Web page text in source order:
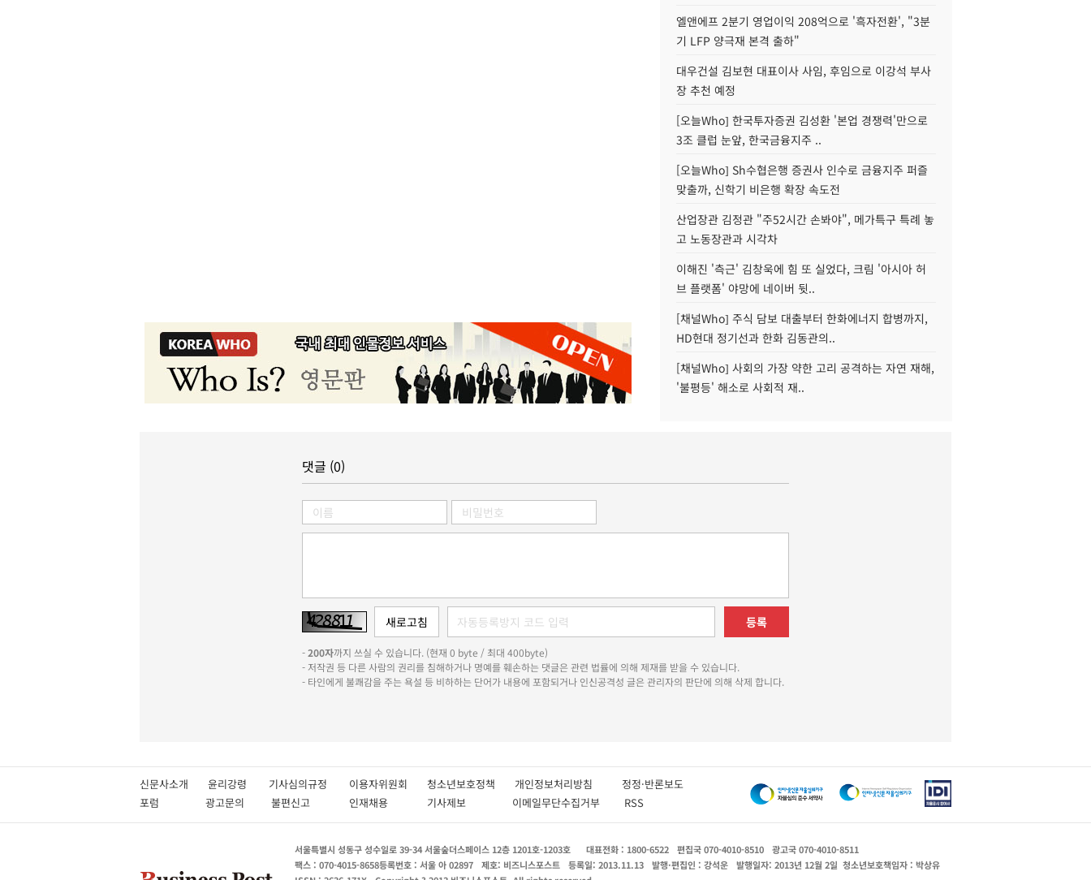
엘앤에프 2분기 영업이익 208억으로 '흑자전환', "3분
기 LFP 양극재 본격 출하"
대우건설 김보현 대표이사 사임, 후임으로 이강석 부사
장 추천 예정
[오늘Who] 한국투자증권 김성환 '본업 경쟁력'만으로
3조 클럽 눈앞, 한국금융지주 ..
[오늘Who] Sh수협은행 증권사 인수로 금융지주 퍼즐
맞출까, 신학기 비은행 확장 속도전
산업장관 김정관 "주52시간 손봐야", 메가특구 특례 놓
고 노동장관과 시각차
이해진 '측근' 김창욱에 힘 또 실었다, 크림 '아시아 허
브 플랫폼' 야망에 네이버 뒷..
[채널Who] 주식 담보 대출부터 한화에너지 합병까지,
HD현대 정기선과 한화 김동관의..
[채널Who] 사회의 가장 약한 고리 공격하는 자연 재해,
'불평등' 해소로 사회적 재..
댓글 (0)
등록
-200자까지 쓰실 수 있습니다. (현재 0 byte / 최대 400byte)
- 저작권 등 다른 사람의 권리를 침해하거나 명예를 훼손하는 댓글은 관련 법률에 의해 제재를 받을 수 있습니다.
- 타인에게 불쾌감을 주는 욕설 등 비하하는 단어가 내용에 포함되거나 인신공격성 글은 관리자의 판단에 의해 삭제 합니다.
신문사소개 윤리강령 기사심의규정 이용자위원회 청소년보호정책 개인정보처리방침 정정·반론보도
포럼
광고문의 불편신고 인재채용 기사제보 이메일무단수집거부 RSS
서울특별시 성동구 성수일로 39-34 서울숲더스페이스 12층 1201호-1203호 대표전화 : 1800-6522 편집국 070-4010-8510
광고국 070-4010-8511
팩스 : 070-4015-8658등록번호 : 서울 아 02897 제호: 비즈니스포스트 등록일: 2013.11.13 발행·편집인 : 강석운 발행일자: 2013년 12월 2일 청소년보호책임자 : 박상유